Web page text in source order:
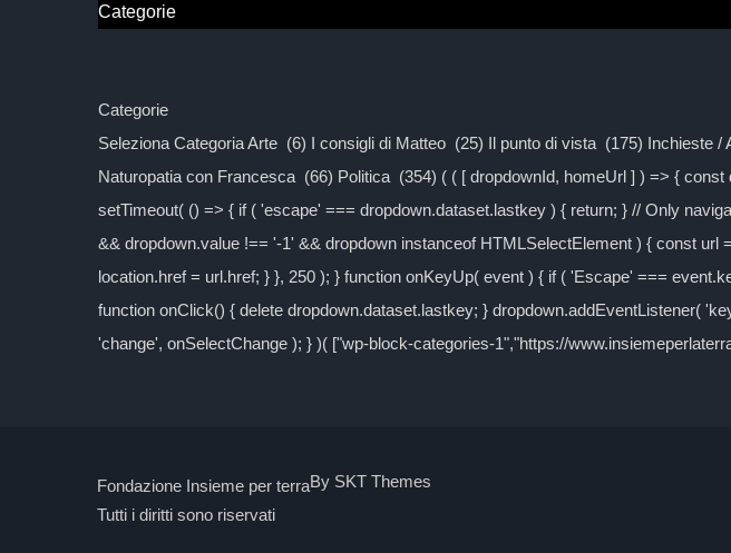
Categorie
Categorie
Seleziona Categoria Arte (6) I consigli di Matteo (25) Il punto di vista (175)
Naturopatia con Francesca (66) Politica (354) ( ( [ dropdownId, homeUrl ] ) => {
setTimeout( () => { if ( 'escape' === dropdown.dataset.lastkey ) { return; } // Only
&& dropdown.value !== '-1' && dropdown instanceof HTMLSelectElement ) { const
location.href = url.href; } }, 250 ); } function onKeyUp( event ) { if ( 'Escape' ===
function onClick() { delete dropdown.dataset.lastkey; } dropdown.addEventListener(
'change', onSelectChange ); } )( ["wp-block-categories-1","https://
Fondazione Insieme per terra
Tutti i diritti sono riservati
By SKT Themes